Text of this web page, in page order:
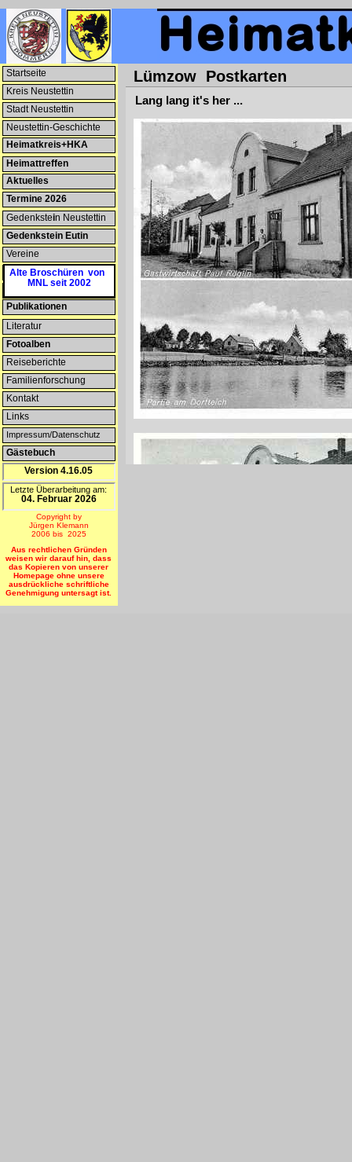
Lang lang it's her ...
Termine 2026
Startseite
Kreis Neustettin
Heimatkreis+HKA
Aktuelles
Vereine
Patenschaften
Heimatmuseum
Publikationen
Literatur
Fotoalben
Familienforschung
Kontakt
Links
Impressum/Datenschutz
Gästebuch
Version 4.16.05
Letzte Überarbeitung am:
04. Februar 2026
Stadt Neustettin
Copyright by
Jürgen Klemann
2006 bis 2025
Aus rechtlichen Gründen
weisen wir darauf hin, dass
das Kopieren von unserer
Homepage ohne unsere
ausdrückliche schriftliche
Genehmigung untersagt ist.
Reiseberichte
Heimattreffen
Gedenkstein Neustettin
Neustettin-Geschichte
Alte Broschüren von
MNL seit 2002
Gedenkstein Eutin
Lümzow Postkarten